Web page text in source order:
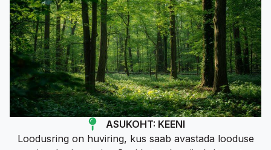
ASUKOHT: KEENI
Loodusring on huviring, kus saab avastada looduse